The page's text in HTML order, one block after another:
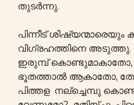
തുടർന്നു.
പിന്നീട് ശിഷ്യന്മാരെയും
വിഗ്രഹത്തിനെ
ഇരുമ്പ്
ഭൂതത്താൽ ആകാതോ,
പിത്തള നല്ച്ചെമ്പു